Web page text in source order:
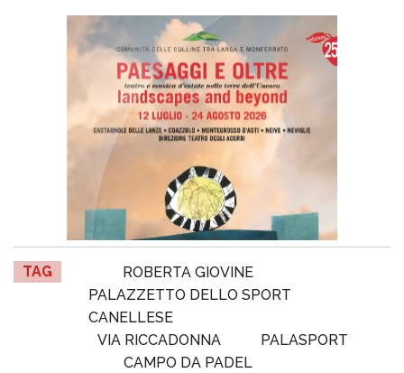
TAG
ROBERTA GIOVINE
PALAZZETTO DELLO SPORT
CANELLESE
VIA RICCADONNA
PALASPORT
CAMPO DA PADEL